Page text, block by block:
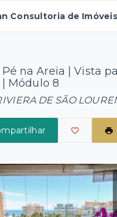
Consultoria de Imóveis
na Areia | Vista
Módulo 8
DE SÃO